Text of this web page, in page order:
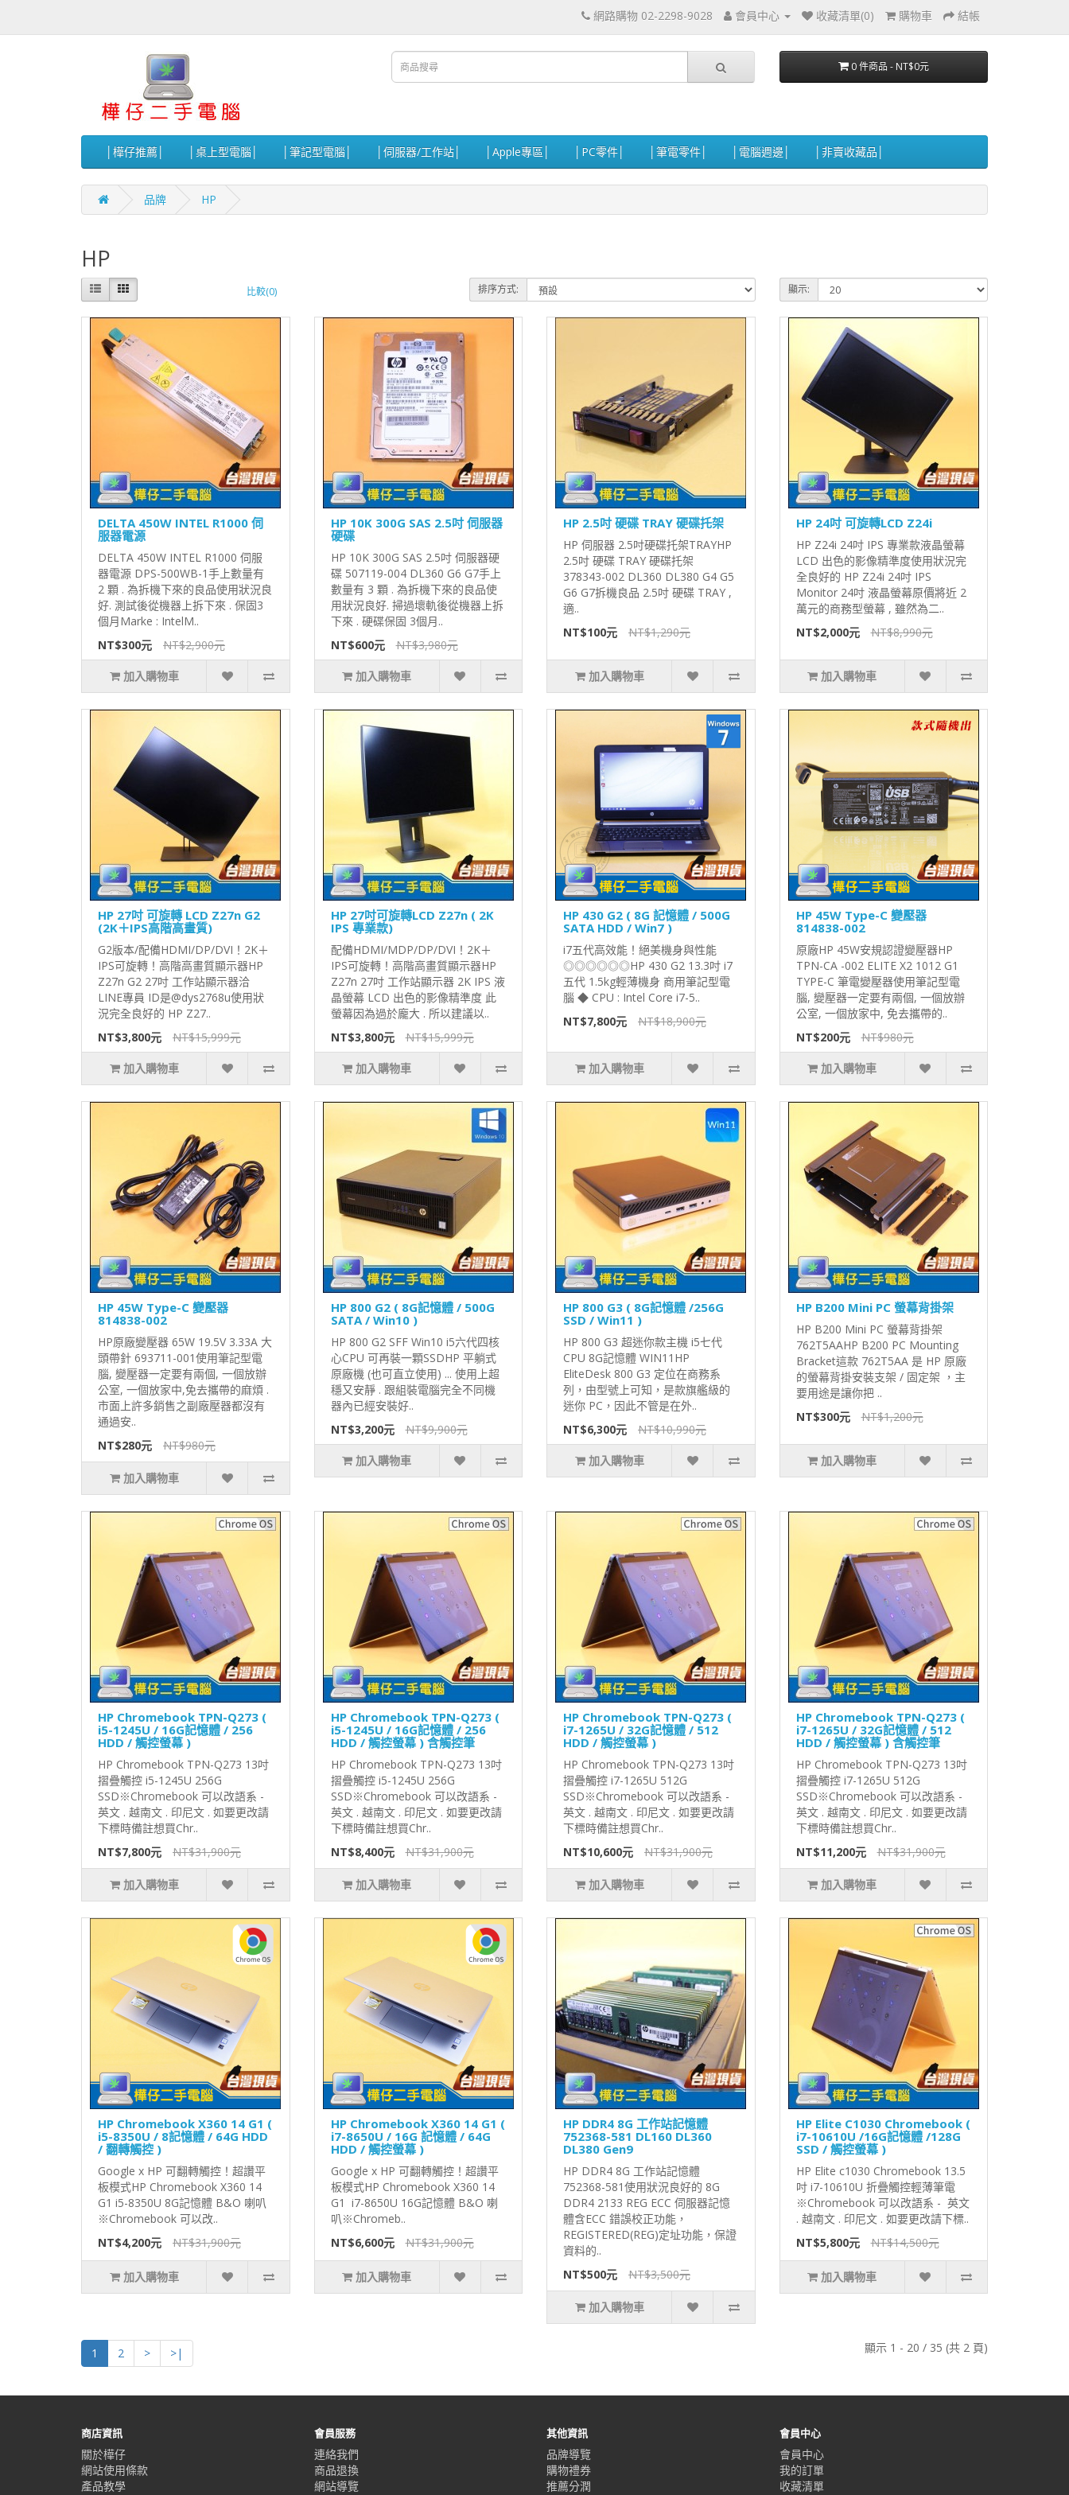
網路購物 02-2298-9028 會員中心 收藏清單(0) 購物車 結帳
0 件商品 - NT$0元
│樺仔推薦│ │桌上型電腦│ │筆記型電腦│ │伺服器/工作站│ │Apple專區│ │PC零件│ │筆電零件│ │電腦週邊│ │非賣收藏品│
品牌 HP
HP
比較(0) 排序方式: 顯示:
DELTA 450W INTEL R1000 伺
服器電源
DELTA 450W INTEL R1000 伺服
器電源 DPS-500WB-1手上數量有
2 顆 . 為拆機下來的良品使用狀況良
好. 測試後從機器上拆下來 . 保固3
個月Marke : IntelM..
NT$300元
NT$2,900元
加入購物車
HP 10K 300G SAS 2.5吋 伺服器
硬碟
HP 10K 300G SAS 2.5吋 伺服器硬
碟 507119-004 DL360 G6 G7手上
數量有 3 顆 . 為拆機下來的良品使
用狀況良好. 掃過壞軌後從機器上拆
下來 . 硬碟保固 3個月..
NT$600元
NT$3,980元
加入購物車
HP 2.5吋 硬碟 TRAY 硬碟托架
HP 伺服器 2.5吋硬碟托架TRAYHP
2.5吋 硬碟 TRAY 硬碟托架
378343-002 DL360 DL380 G4 G5
G6 G7拆機良品 2.5吋 硬碟 TRAY ,
適..
NT$100元
NT$1,290元
加入購物車
HP 24吋 可旋轉LCD Z24i
HP Z24i 24吋 IPS 專業款液晶螢幕
LCD 出色的影像精準度使用狀況完
全良好的 HP Z24i 24吋 IPS
Monitor 24吋 液晶螢幕原價將近 2
萬元的商務型螢幕 , 雖然為二..
NT$2,000元
NT$8,990元
加入購物車
HP 27吋 可旋轉 LCD Z27n G2
(2K＋IPS高階高畫質)
G2版本/配備HDMI/DP/DVI！2K＋
IPS可旋轉！高階高畫質顯示器HP
Z27n G2 27吋 工作站顯示器洽
LINE專員 ID是@dys2768u使用狀
況完全良好的 HP Z27..
NT$3,800元
NT$15,999元
加入購物車
HP 27吋可旋轉LCD Z27n ( 2K
IPS 專業款)
配備HDMI/MDP/DP/DVI！2K＋
IPS可旋轉！高階高畫質顯示器HP
Z27n 27吋 工作站顯示器 2K IPS 液
晶螢幕 LCD 出色的影像精準度 此
螢幕因為過於龐大 . 所以建議以..
NT$3,800元
NT$15,999元
加入購物車
HP 430 G2 ( 8G 記憶體 / 500G
SATA HDD / Win7 )
i7五代高效能！絕美機身與性能
◎◎◎◎◎◎HP 430 G2 13.3吋 i7
五代 1.5kg輕薄機身 商用筆記型電
腦 ◆ CPU : Intel Core i7-5..
NT$7,800元
NT$18,900元
加入購物車
HP 45W Type-C 變壓器
814838-002
原廠HP 45W安規認證變壓器HP
TPN-CA -002 ELITE X2 1012 G1
TYPE-C 筆電變壓器使用筆記型電
腦, 變壓器一定要有兩個, 一個放辦
公室, 一個放家中, 免去攜帶的..
NT$200元
NT$980元
加入購物車
HP 45W Type-C 變壓器
814838-002
HP原廠變壓器 65W 19.5V 3.33A 大
頭帶針 693711-001使用筆記型電
腦, 變壓器一定要有兩個, 一個放辦
公室, 一個放家中,免去攜帶的麻煩 .
市面上許多銷售之副廠壓器都沒有
通過安..
NT$280元
NT$980元
加入購物車
HP 800 G2 ( 8G記憶體 / 500G
SATA / Win10 )
HP 800 G2 SFF Win10 i5六代四核
心CPU 可再裝一顆SSDHP 平躺式
原廠機 (也可直立使用) ... 使用上超
穩又安靜 . 跟組裝電腦完全不同機
器內已經安裝好..
NT$3,200元
NT$9,900元
加入購物車
HP 800 G3 ( 8G記憶體 /256G
SSD / Win11 )
HP 800 G3 超迷你款主機 i5七代
CPU 8G記憶體 WIN11HP
EliteDesk 800 G3 定位在商務系
列，由型號上可知，是款旗艦級的
迷你 PC，因此不管是在外..
NT$6,300元
NT$10,990元
加入購物車
HP B200 Mini PC 螢幕背掛架
HP B200 Mini PC 螢幕背掛架
762T5AAHP B200 PC Mounting
Bracket這款 762T5AA 是 HP 原廠
的螢幕背掛安裝支架 / 固定架 ，主
要用途是讓你把 ..
NT$300元
NT$1,200元
加入購物車
HP Chromebook TPN-Q273 (
i5-1245U / 16G記憶體 / 256
HDD / 觸控螢幕 )
HP Chromebook TPN-Q273 13吋
摺疊觸控 i5-1245U 256G
SSD※Chromebook 可以改語系 -
英文 . 越南文 . 印尼文 . 如要更改請
下標時備註想買Chr..
NT$7,800元
NT$31,900元
加入購物車
HP Chromebook TPN-Q273 (
i5-1245U / 16G記憶體 / 256
HDD / 觸控螢幕 ) 含觸控筆
HP Chromebook TPN-Q273 13吋
摺疊觸控 i5-1245U 256G
SSD※Chromebook 可以改語系 -
英文 . 越南文 . 印尼文 . 如要更改請
下標時備註想買Chr..
NT$8,400元
NT$31,900元
加入購物車
HP Chromebook TPN-Q273 (
i7-1265U / 32G記憶體 / 512
HDD / 觸控螢幕 )
HP Chromebook TPN-Q273 13吋
摺疊觸控 i7-1265U 512G
SSD※Chromebook 可以改語系 -
英文 . 越南文 . 印尼文 . 如要更改請
下標時備註想買Chr..
NT$10,600元
NT$31,900元
加入購物車
HP Chromebook TPN-Q273 (
i7-1265U / 32G記憶體 / 512
HDD / 觸控螢幕 ) 含觸控筆
HP Chromebook TPN-Q273 13吋
摺疊觸控 i7-1265U 512G
SSD※Chromebook 可以改語系 -
英文 . 越南文 . 印尼文 . 如要更改請
下標時備註想買Chr..
NT$11,200元
NT$31,900元
加入購物車
HP Chromebook X360 14 G1 (
i5-8350U / 8記憶體 / 64G HDD
/ 翻轉觸控 )
Google x HP 可翻轉觸控！超讚平
板模式HP Chromebook X360 14
G1 i5-8350U 8G記憶體 B&O 喇叭
※Chromebook 可以改..
NT$4,200元
NT$31,900元
加入購物車
HP Chromebook X360 14 G1 (
i7-8650U / 16G 記憶體 / 64G
HDD / 觸控螢幕 )
Google x HP 可翻轉觸控！超讚平
板模式HP Chromebook X360 14
G1 i7-8650U 16G記憶體 B&O 喇
叭※Chromeb..
NT$6,600元
NT$31,900元
加入購物車
HP DDR4 8G 工作站記憶體
752368-581 DL160 DL360
DL380 Gen9
HP DDR4 8G 工作站記憶體
752368-581使用狀況良好的 8G
DDR4 2133 REG ECC 伺服器記憶
體含ECC 錯誤校正功能，
REGISTERED(REG)定址功能，保證
資料的..
NT$500元
NT$3,500元
加入購物車
HP Elite C1030 Chromebook (
i7-10610U /16G記憶體 /128G
SSD / 觸控螢幕 )
HP Elite c1030 Chromebook 13.5
吋 i7-10610U 折疊觸控輕薄筆電
※Chromebook 可以改語系 - 英文
. 越南文 . 印尼文 . 如要更改請下標..
NT$5,800元
NT$14,500元
加入購物車
1 2 > >| 顯示 1 - 20 / 35 (共 2 頁)
商店資訊
關於樺仔
網站使用條款
產品教學
會員服務
連絡我們
商品退換
網站導覽
其他資訊
品牌導覽
購物禮券
推薦分潤
會員中心
會員中心
我的訂單
收藏清單